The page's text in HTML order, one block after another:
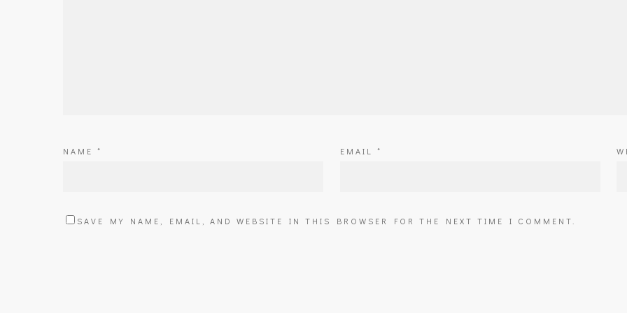
NAME * EMAIL *
SAVE MY NAME, EMAIL, AND WEBSITE IN THIS BROWSER FOR THE NEXT TIME I COMMENT.